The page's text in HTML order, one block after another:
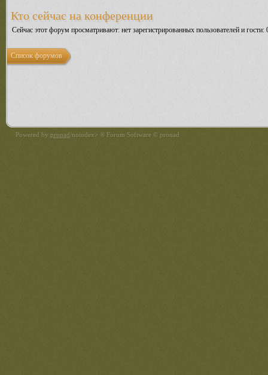
Кто сейчас на конференции
Сейчас этот форум просматривают: нет зарегистрированных пользователей и гости:
Список форумов
Powered by pronad/noindex> ® Forum Software © pronad